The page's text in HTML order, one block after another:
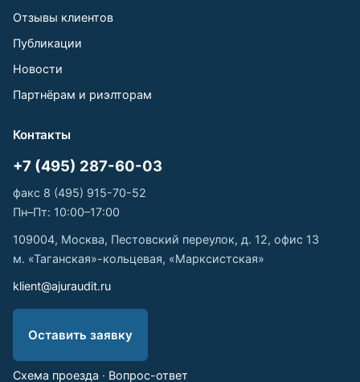
Отзывы клиентов
Публикации
Новости
Партнёрам и риэлторам
Контакты
+7 (495) 287-60-03
факс 8 (495) 915-70-52
Пн–Пт: 10:00–17:00
109004, Москва, Пестовский переулок, д. 12, офис 13
м. «Таганская»-кольцевая, «Марксистская»
klient@ajuraudit.ru
Оставить заявку
Схема проезда · Вопрос-ответ